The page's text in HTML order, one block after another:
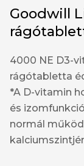
Goodwill
4000 NE D3-
rágótabletta
*A D-vitamin
és
normál